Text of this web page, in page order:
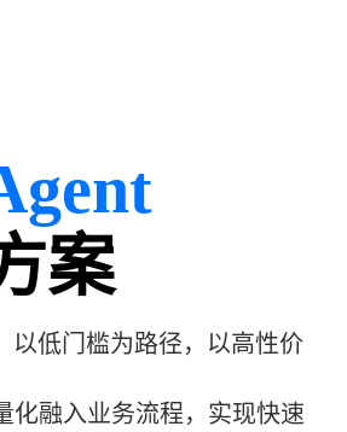
案
以低门槛为路径，以高性价
化融入业务流程，实现快速